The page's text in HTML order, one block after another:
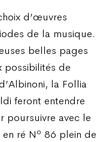
d’œuvres
de la musique.
belles pages
possibilités de
la Follia
feront entendre
poursuivre avec le
ré No 86 plein de